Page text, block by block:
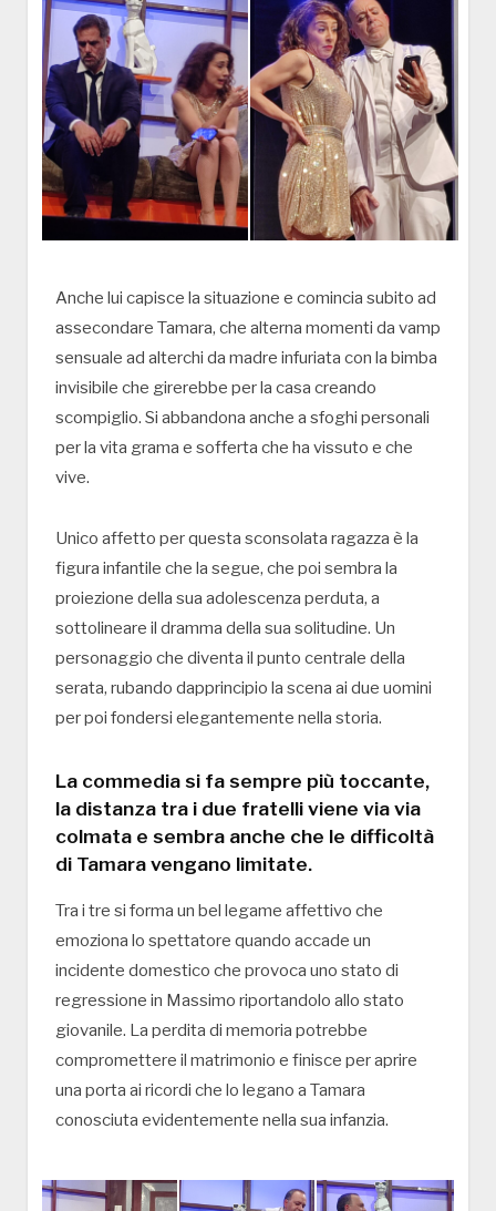
Anche lui capisce la situazione e comincia subito ad
assecondare Tamara, che alterna momenti da vamp
sensuale ad alterchi da madre infuriata con la bimba
invisibile che girerebbe per la casa creando
scompiglio. Si abbandona anche a sfoghi personali
per la vita grama e sofferta che ha vissuto e che
vive.
Unico affetto per questa sconsolata ragazza è la
figura infantile che la segue, che poi sembra la
proiezione della sua adolescenza perduta, a
sottolineare il dramma della sua solitudine. Un
personaggio che diventa il punto centrale della
serata, rubando dapprincipio la scena ai due uomini
per poi fondersi elegantemente nella storia.
La commedia si fa sempre più toccante,
la distanza tra i due fratelli viene via via
colmata e sembra anche che le difficoltà
di Tamara vengano limitate.
Tra i tre si forma un bel legame affettivo che
emoziona lo spettatore quando accade un
incidente domestico che provoca uno stato di
regressione in Massimo riportandolo allo stato
giovanile. La perdita di memoria potrebbe
compromettere il matrimonio e finisce per aprire
una porta ai ricordi che lo legano a Tamara
conosciuta evidentemente nella sua infanzia.